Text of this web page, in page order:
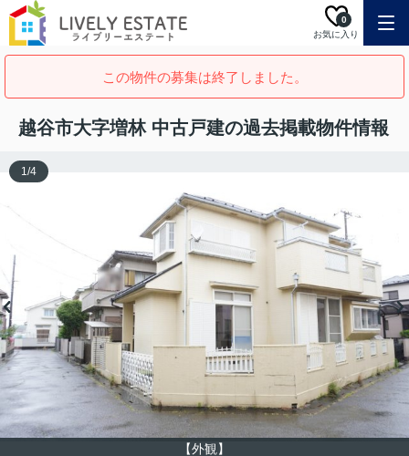
お気に入り
0
この物件の募集は終了しました。
越谷市大字増林 中古戸建の過去掲載物件情報
【外観】
1/4